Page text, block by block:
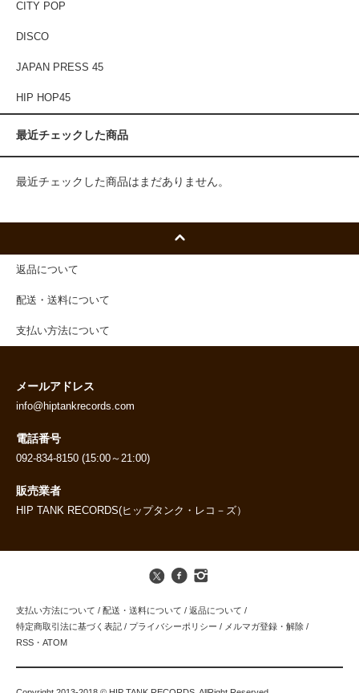
CITY POP
DISCO
JAPAN PRESS 45
HIP HOP45
最近チェックした商品
最近チェックした商品はまだありません。
返品について
配送・送料について
支払い方法について
メールアドレス
info@hiptankrecords.com
電話番号
092-834-8150 (15:00～21:00)
販売業者
HIP TANK RECORDS(ヒップタンク・レコ－ズ）
支払い方法について / 配送・送料について / 返品について /
特定商取引法に基づく表記 / プライバシーポリシー / メルマガ登録・解除 /
RSS ・ ATOM